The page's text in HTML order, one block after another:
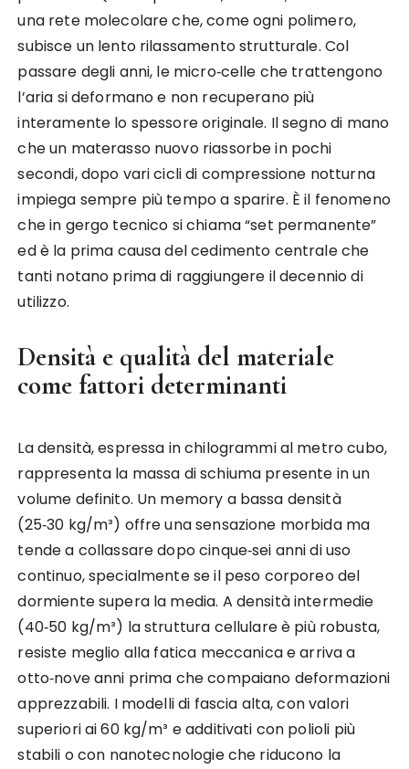
una rete molecolare che, come ogni polimero,
subisce un lento rilassamento strutturale. Col
passare degli anni, le micro‑celle che trattengono
l’aria si deformano e non recuperano più
interamente lo spessore originale. Il segno di mano
che un materasso nuovo riassorbe in pochi
secondi, dopo vari cicli di compressione notturna
impiega sempre più tempo a sparire. È il fenomeno
che in gergo tecnico si chiama “set permanente”
ed è la prima causa del cedimento centrale che
tanti notano prima di raggiungere il decennio di
utilizzo.
Densità e qualità del materiale
come fattori determinanti
La densità, espressa in chilogrammi al metro cubo,
rappresenta la massa di schiuma presente in un
volume definito. Un memory a bassa densità
(25‑30 kg/m³) offre una sensazione morbida ma
tende a collassare dopo cinque‑sei anni di uso
continuo, specialmente se il peso corporeo del
dormiente supera la media. A densità intermedie
(40‑50 kg/m³) la struttura cellulare è più robusta,
resiste meglio alla fatica meccanica e arriva a
otto‑nove anni prima che compaiano deformazioni
apprezzabili. I modelli di fascia alta, con valori
superiori ai 60 kg/m³ e additivati con polioli più
stabili o con nanotecnologie che riducono la